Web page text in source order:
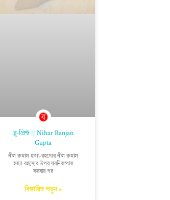
ব্লু-প্রিন্ট || Nihar Ranjan
Gupta
নীল রুমাল হত্যা-রহস্যের নীল রুমাল
হত্যা-রহস্যের উপর যবনিকাপাত
করবার পর
বিস্তারিত পড়ুন »